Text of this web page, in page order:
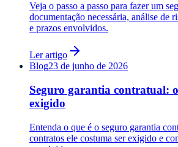
Veja o passo a passo para fazer um
documentação necessária, análise de
e prazos envolvidos.
Ler artigo
Blog23 de junho de 2026
Seguro garantia contratual:
exigido
Entenda o que é o seguro garantia
contratos ele costuma ser exigido e